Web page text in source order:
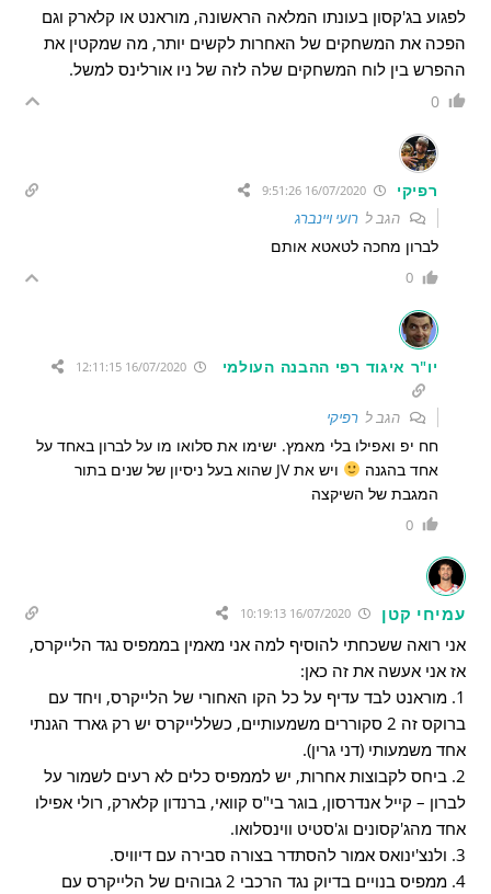
לפגוע בג'קסון בעונתו המלאה הראשונה, מוראנט או קלארק וגם
הפכה את המשחקים של האחרות לקשים יותר, מה שמקטין את
ההפרש בין לוח המשחקים שלה לזה של ניו אורלינס למשל.
0
רפיקי
הגב לרועי ויינברג
לברון מחכה לטאטא אותם
0
יו"ר איגוד רפי ההבנה העולמי 16/07/2020 12:11:15
הגב לרפיקי
חח יפ ואפילו בלי מאמץ. ישימו את סלואו מו על לברון באחד על
אחד בהגנה
ויש את JV שהוא בעל ניסיון של שנים בתור
המגבת של השיקצה
0
עמיחי קטן
אני רואה ששכחתי להוסיף למה אני מאמין בממפיס נגד הלייקרס,
אז אני אעשה את זה כאן:
1. מוראנט לבד עדיף על כל הקו האחורי של הלייקרס, ויחד עם
ברוקס זה 2 סקוררים משמעותיים, כשללייקרס יש רק גארד הגנתי
אחד משמעותי (דני גרין).
2. ביחס לקבוצות אחרות, יש לממפיס כלים לא רעים לשמור על
לברון – קייל אנדרסון, בוגר בי"ס קוואי, ברנדון קלארק, רולי אפילו
אחד מהג'קסונים וג'סטיט ווינסלואו.
3. ולנצ'ינואס אמור להסתדר בצורה סבירה עם דיוויס.
4. ממפיס בנויים בדיוק נגד הרכבי 2 גבוהים של הלייקרס עם